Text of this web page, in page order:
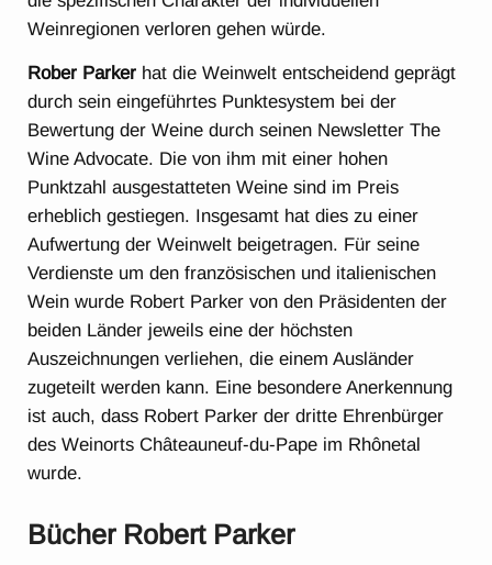
Weinregionen verloren gehen würde.
Rober Parker hat die Weinwelt entscheidend geprägt
durch sein eingeführtes Punktesystem bei der
Bewertung der Weine durch seinen Newsletter The
Wine Advocate. Die von ihm mit einer hohen
Punktzahl ausgestatteten Weine sind im Preis
erheblich gestiegen. Insgesamt hat dies zu einer
Aufwertung der Weinwelt beigetragen. Für seine
Verdienste um den französischen und italienischen
Wein wurde Robert Parker von den Präsidenten der
beiden Länder jeweils eine der höchsten
Auszeichnungen verliehen, die einem Ausländer
zugeteilt werden kann. Eine besondere Anerkennung
ist auch, dass Robert Parker der dritte Ehrenbürger
des Weinorts Châteauneuf-du-Pape im Rhônetal
wurde.
Bücher Robert Parker